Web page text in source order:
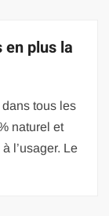
en plus la
tous les
naturel et
l’usager. Le